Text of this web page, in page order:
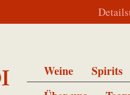
Weine
Spirits